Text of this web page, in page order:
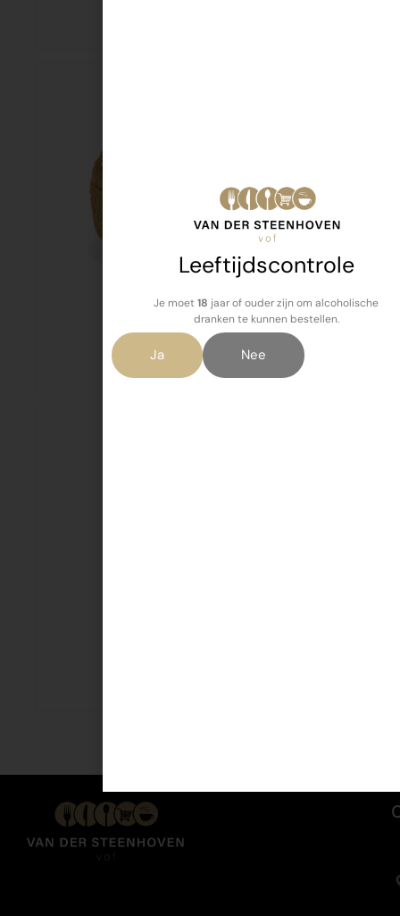
Spelt
4,15
Leeftijdscontrole
Je moet18 jaar of ouder zijn om alcoholische
dranken te kunnen bestellen.
Ja Nee